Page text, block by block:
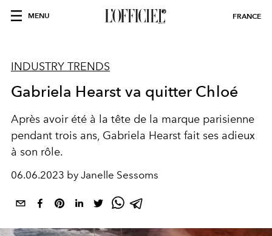
MENU FRANCE
INDUSTRY TRENDS
Gabriela Hearst va quitter Chloé
Après avoir été à la tête de la marque parisienne
pendant trois ans, Gabriela Hearst fait ses adieux
à son rôle.
06.06.2023 by Janelle Sessoms